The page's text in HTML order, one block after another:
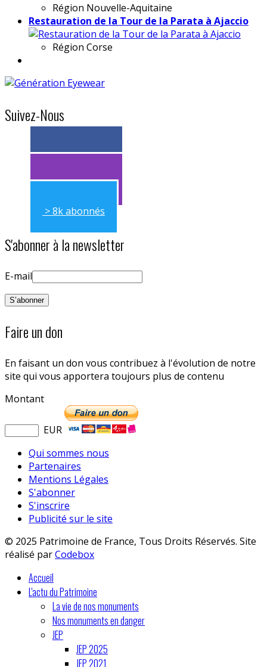
Région Nouvelle-Aquitaine
Restauration de la Tour de la Parata à Ajaccio
Région Corse
Suivez-Nous
> 11k abonnés
> 11k abonnés
> 8k abonnés
S'abonner à la newsletter
E-mail
Faire un don
En faisant un don vous contribuez à l'évolution de notre
site qui vous apportera toujours plus de contenu
Montant
EUR
Qui sommes nous
Partenaires
Mentions Légales
S'abonner
S'inscrire
Publicité sur le site
© 2025 Patrimoine de France, Tous Droits Réservés. Site
réalisé parCodebox
Accueil
L'actu du Patrimoine
La vie de nos monuments
Nos monuments en danger
JEP
JEP 2025
JEP 2021